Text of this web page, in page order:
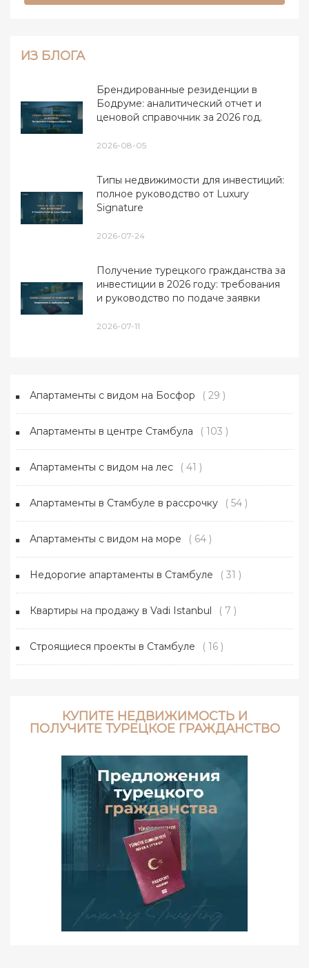
ИЗ БЛОГА
Брендированные резиденции в
Бодруме: аналитический отчет и
ценовой справочник за 2026 год.
2026-08-05
Типы недвижимости для инвестиций:
полное руководство от Luxury
Signature
2026-07-24
Получение турецкого гражданства за
инвестиции в 2026 году: требования
и руководство по подаче заявки
2026-07-11
Апартаменты с видом на Босфор ( 29 )
Апартаменты в центре Стамбула ( 103 )
Апартаменты с видом на лес ( 41 )
Апартаменты в Стамбуле в рассрочку ( 54 )
Апартаменты с видом на море ( 64 )
Недорогие апартаменты в Стамбуле ( 31 )
Квартиры на продажу в Vadi Istanbul ( 7 )
Строящиеся проекты в Стамбуле ( 16 )
КУПИТЕ НЕДВИЖИМОСТЬ И
ПОЛУЧИТЕ ТУРЕЦКОЕ ГРАЖДАНСТВО